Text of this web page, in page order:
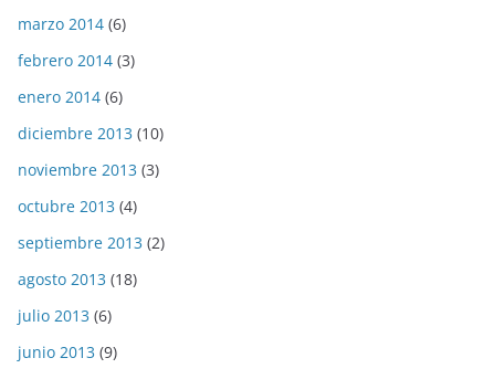
marzo 2014 (6)
febrero 2014 (3)
enero 2014 (6)
diciembre 2013 (10)
noviembre 2013 (3)
octubre 2013 (4)
septiembre 2013 (2)
agosto 2013 (18)
julio 2013 (6)
junio 2013 (9)